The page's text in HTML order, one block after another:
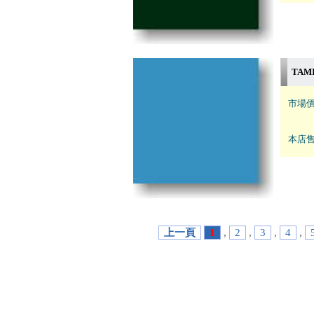
市場
本店
上一頁 1 , 2 , 3 , 4 ,